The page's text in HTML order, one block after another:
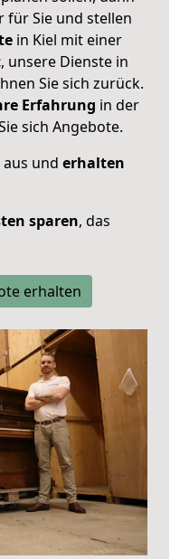
für Sie und stellen
in Kiel mit einer
, unsere Dienste in
Sie sich zurück.
Erfahrung in der
sich Angebote.
und erhalten
sparen, das
erhalten